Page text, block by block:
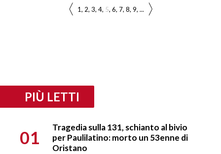
1 2 3 4 5 6 7 8 9 ...
PIÙ LETTI
01
Tragedia sulla 131, schianto al bivio
per Paulilatino: morto un 53enne di
Oristano